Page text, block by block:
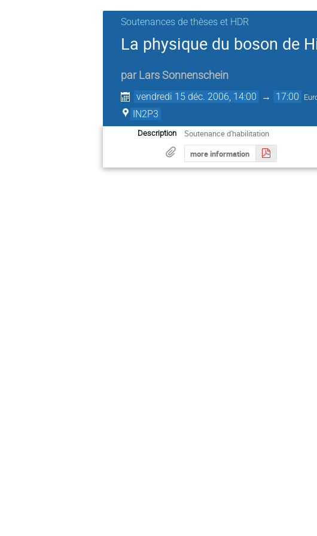
Soutenances de thèses et HDR
La physique du boson de
par Lars Sonnenschein
vendredi 15 déc. 2006, 14:00 → 17:00
IN2P3
Description
Soutenance d'habilitation
more information